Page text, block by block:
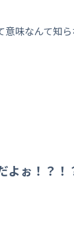
味なんて知ら
よぉ！？！